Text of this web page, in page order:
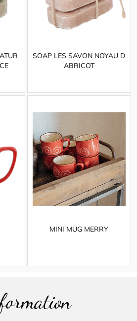
SOAP LES SAVON NOYAU D
ABRICOT
MINI MUG MERRY